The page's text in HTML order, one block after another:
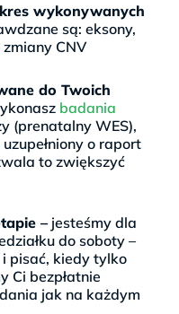
wykonywanych
są: eksony,
zmiany CNV
do Twoich
badania
(prenatalny WES),
o raport
to zwiększyć
– jesteśmy dla
do soboty –
pisać, kiedy tylko
Ci bezpłatnie
jak na każdym